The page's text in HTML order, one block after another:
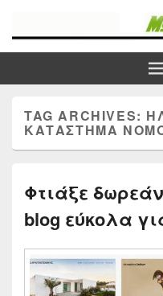
Τα καλύτερα Reviews ,
TAG ARCHIVES:
ΚΑΤΑΣΤΗΜΑ
Φτιάξε
blog εύκολα